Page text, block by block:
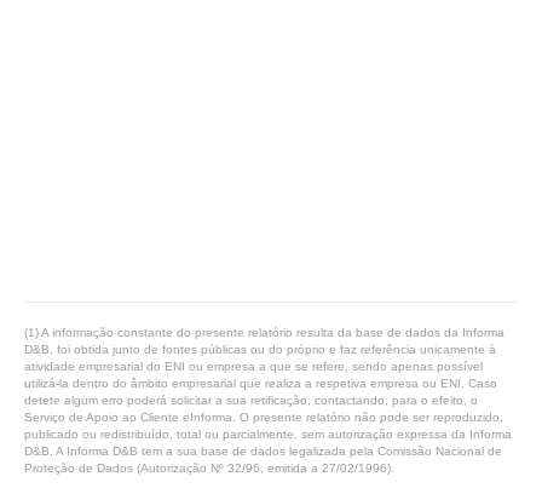
(1) A informação constante do presente relatório resulta da base de dados da Informa
D&B, foi obtida junto de fontes públicas ou do próprio e faz referência unicamente à
atividade empresarial do ENI ou empresa a que se refere, sendo apenas possível
utilizá-la dentro do âmbito empresarial que realiza a respetiva empresa ou ENI. Caso
detete algum erro poderá solicitar a sua retificação, contactando, para o efeito, o
Serviço de Apoio ao Cliente eInforma. O presente relatório não pode ser reproduzido,
publicado ou redistribuído, total ou parcialmente, sem autorização expressa da Informa
D&B. A Informa D&B tem a sua base de dados legalizada pela Comissão Nacional de
Proteção de Dados (Autorização Nº 32/96, emitida a 27/02/1996).